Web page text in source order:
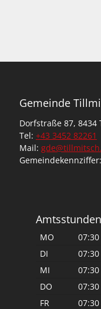
Gemeinde
Dorfstraße 87, 8434
Tel: +43 3452 82261
Mail:
MO
DI
MI
DO
FR